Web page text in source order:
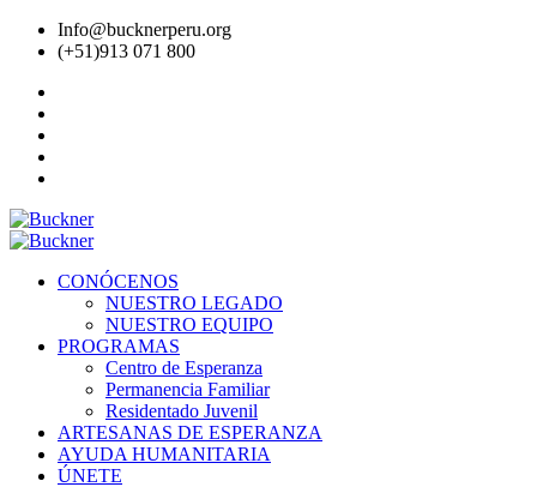
Info@bucknerperu.org
(+51)913 071 800
CONÓCENOS
NUESTRO LEGADO
NUESTRO EQUIPO
PROGRAMAS
Centro de Esperanza
Permanencia Familiar
Residentado Juvenil
ARTESANAS DE ESPERANZA
AYUDA HUMANITARIA
ÚNETE